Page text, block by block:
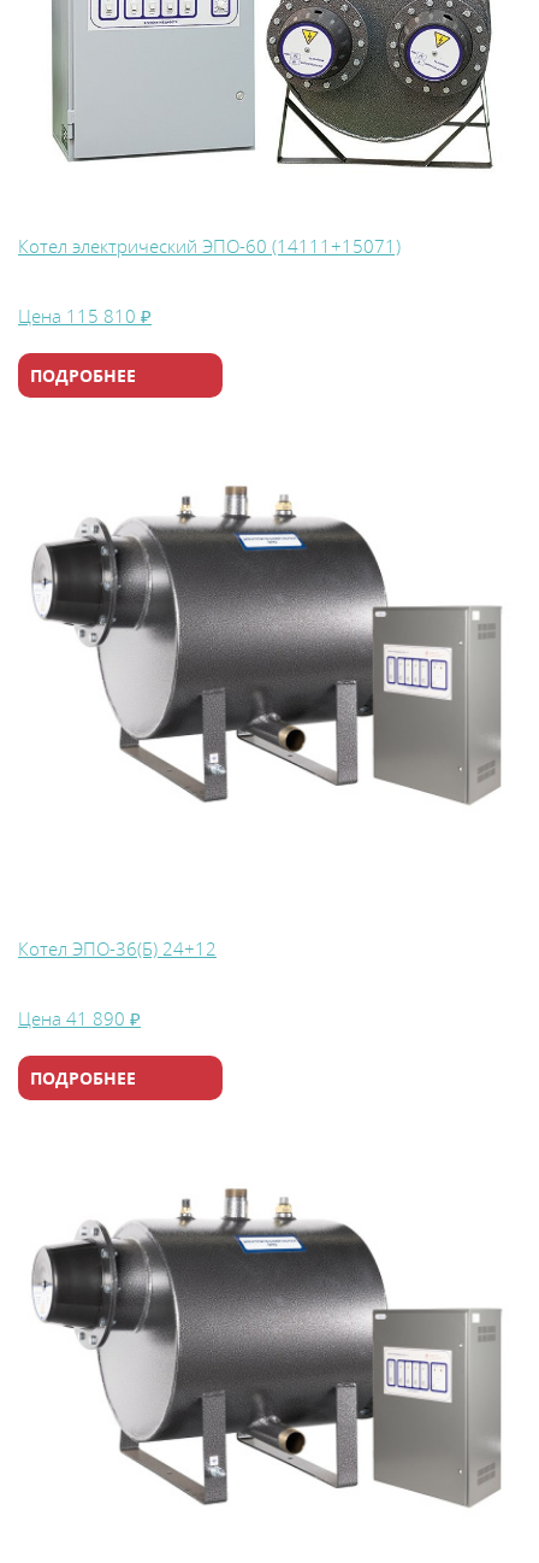
Котел электрический ЭПО-60 (14111+15071)
Цена 115 810 ₽
ПОДРОБНЕЕ
Котел ЭПО-36(Б) 24+12
Цена 41 890 ₽
ПОДРОБНЕЕ